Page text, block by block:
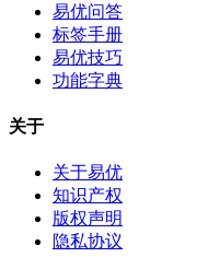
易优问答
标签手册
易优技巧
功能字典
关于
关于易优
知识产权
版权声明
隐私协议